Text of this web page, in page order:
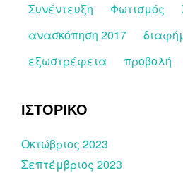
Συνέντευξη
Φωτισμός
ανασκόπηση 2017
εξωστρέφεια
προβολή
ΙΣΤΟΡΙΚΟ
Οκτώβριος 2023
Σεπτέμβριος 2023